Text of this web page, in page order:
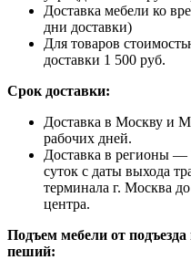
Доставка мебели ко
дни доставки)
Для товаров
доставки 1 500 руб.
Срок доставки:
Доставка в Москву и
рабочих дней.
Доставка в регионы —
суток с даты выхода
терминала г. Москва
центра.
Подъем мебели от
пеший: